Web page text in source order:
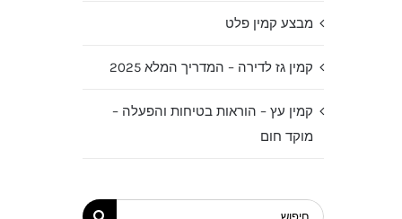
מבצע קמין פלט
קמין גז לדירה – המדריך המלא 2025
קמין עץ – הוראות בטיחות והפעלה –
מוקד חום
חיפוש...